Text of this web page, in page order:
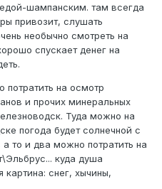
шампанским. там всегда
привозит, слушать
необычно смотреть на
спускает денег на
потратить на осмотр
и прочих минеральных
Туда можно на
погода будет солнечной с
то и два можно потратить на
куда душа
снег, хычины,